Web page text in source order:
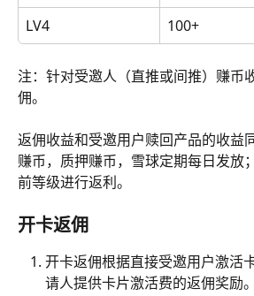
LV4
100+
注：针对受邀人（直推或间推）赚币
佣。
返佣收益和受邀用户赎回产品的收益
赚币，质押赚币，雪球定期每日发放
前等级进行返利。
开卡返佣
开卡返佣根据直接受邀用户激活
请人提供卡片激活费的返佣奖励。